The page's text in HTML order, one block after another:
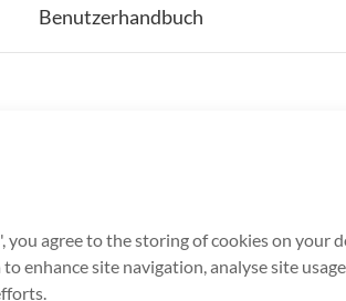
Benutzerhandbuch
you agree to the storing of cookies on your
enhance site navigation, analyse site